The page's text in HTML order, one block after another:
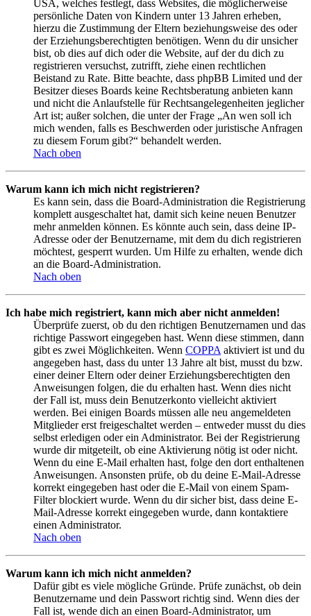
USA, welches festlegt, dass Websites, die möglicherweise
persönliche Daten von Kindern unter 13 Jahren erheben,
hierzu die Zustimmung der Eltern beziehungsweise des oder
der Erziehungsberechtigten benötigen. Wenn du dir unsicher
bist, ob dies auf dich oder die Website, auf der du dich zu
registrieren versuchst, zutrifft, ziehe einen rechtlichen
Beistand zu Rate. Bitte beachte, dass phpBB Limited und der
Besitzer dieses Boards keine Rechtsberatung anbieten kann
und nicht die Anlaufstelle für Rechtsangelegenheiten jeglicher
Art ist; außer solchen, die unter der Frage „An wen soll ich
mich wenden, falls es Beschwerden oder juristische Anfragen
zu diesem Forum gibt?“ behandelt werden.
Nach oben
Warum kann ich mich nicht registrieren?
Es kann sein, dass die Board-Administration die Registrierung
komplett ausgeschaltet hat, damit sich keine neuen Benutzer
mehr anmelden können. Es könnte auch sein, dass deine IP-
Adresse oder der Benutzername, mit dem du dich registrieren
möchtest, gesperrt wurden. Um Hilfe zu erhalten, wende dich
an die Board-Administration.
Nach oben
Ich habe mich registriert, kann mich aber nicht anmelden!
Überprüfe zuerst, ob du den richtigen Benutzernamen und das
richtige Passwort eingegeben hast. Wenn diese stimmen, dann
gibt es zwei Möglichkeiten. Wenn COPPA aktiviert ist und du
angegeben hast, dass du unter 13 Jahre alt bist, musst du bzw.
einer deiner Eltern oder deiner Erziehungsberechtigten den
Anweisungen folgen, die du erhalten hast. Wenn dies nicht
der Fall ist, muss dein Benutzerkonto vielleicht aktiviert
werden. Bei einigen Boards müssen alle neu angemeldeten
Mitglieder erst freigeschaltet werden – entweder musst du dies
selbst erledigen oder ein Administrator. Bei der Registrierung
wurde dir mitgeteilt, ob eine Aktivierung nötig ist oder nicht.
Wenn du eine E-Mail erhalten hast, folge den dort enthaltenen
Anweisungen. Ansonsten prüfe, ob du deine E-Mail-Adresse
korrekt eingegeben hast oder die E-Mail von einem Spam-
Filter blockiert wurde. Wenn du dir sicher bist, dass deine E-
Mail-Adresse korrekt eingegeben wurde, dann kontaktiere
einen Administrator.
Nach oben
Warum kann ich mich nicht anmelden?
Dafür gibt es viele mögliche Gründe. Prüfe zunächst, ob dein
Benutzername und dein Passwort richtig sind. Wenn dies der
Fall ist, wende dich an einen Board-Administrator, um